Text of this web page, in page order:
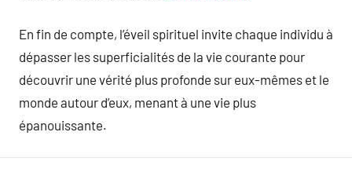
En fin de compte, l’éveil spirituel invite chaque individu à
dépasser les superficialités de la vie courante pour
découvrir une vérité plus profonde sur eux-mêmes et le
monde autour d’eux, menant à une vie plus
épanouissante.